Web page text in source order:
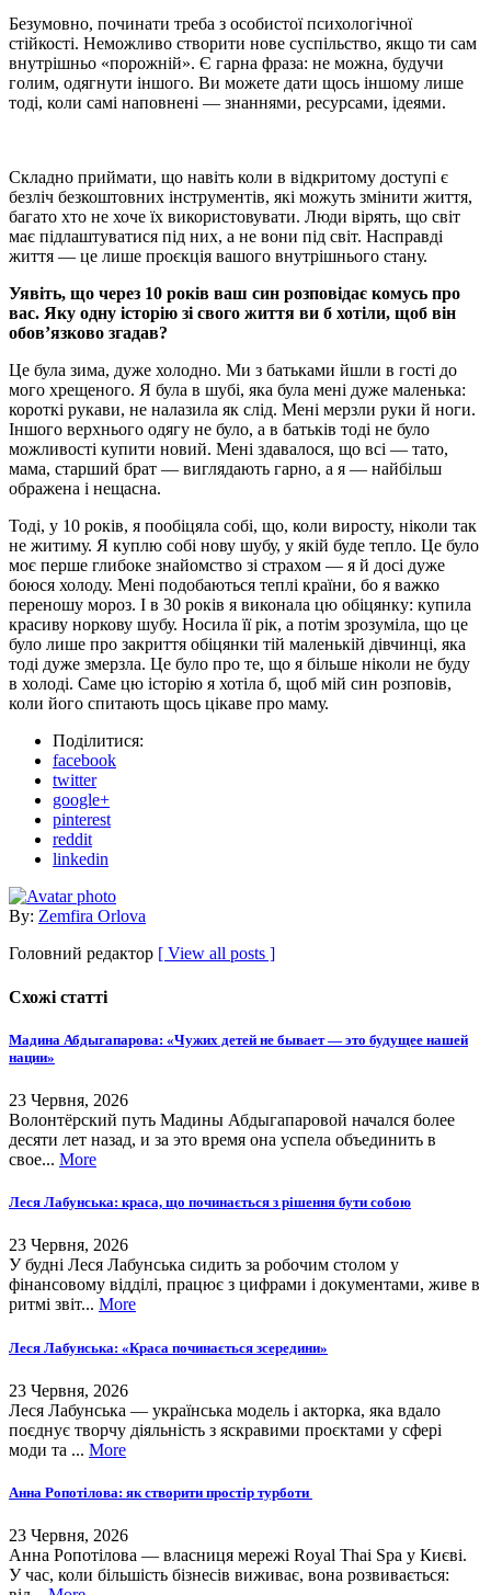
Безумовно, починати треба з особистої психологічної
стійкості. Неможливо створити нове суспільство, якщо ти сам
внутрішньо «порожній». Є гарна фраза: не можна, будучи
голим, одягнути іншого. Ви можете дати щось іншому лише
тоді, коли самі наповнені — знаннями, ресурсами, ідеями.
Складно приймати, що навіть коли в відкритому доступі є
безліч безкоштовних інструментів, які можуть змінити життя,
багато хто не хоче їх використовувати. Люди вірять, що світ
має підлаштуватися під них, а не вони під світ. Насправді
життя — це лише проєкція вашого внутрішнього стану.
Уявіть, що через 10 років ваш син розповідає комусь про
вас. Яку одну історію зі свого життя ви б хотіли, щоб він
обов’язково згадав?
Це була зима, дуже холодно. Ми з батьками йшли в гості до
мого хрещеного. Я була в шубі, яка була мені дуже маленька:
короткі рукави, не налазила як слід. Мені мерзли руки й ноги.
Іншого верхнього одягу не було, а в батьків тоді не було
можливості купити новий. Мені здавалося, що всі — тато,
мама, старший брат — виглядають гарно, а я — найбільш
ображена і нещасна.
Тоді, у 10 років, я пообіцяла собі, що, коли виросту, ніколи так
не житиму. Я куплю собі нову шубу, у якій буде тепло. Це було
моє перше глибоке знайомство зі страхом — я й досі дуже
боюся холоду. Мені подобаються теплі країни, бо я важко
переношу мороз. І в 30 років я виконала цю обіцянку: купила
красиву норкову шубу. Носила її рік, а потім зрозуміла, що це
було лише про закриття обіцянки тій маленькій дівчинці, яка
тоді дуже змерзла. Це було про те, що я більше ніколи не буду
в холоді. Саме цю історію я хотіла б, щоб мій син розповів,
коли його спитають щось цікаве про маму.
Поділитися:
facebook
twitter
google+
pinterest
reddit
linkedin
By: Zemfira Orlova
Головний редактор [ View all posts ]
Схожі статті
Мадина Абдыгапарова: «Чужих детей не бывает — это будущее нашей
нации»
23 Червня, 2026
Волонтёрский путь Мадины Абдыгапаровой начался более
десяти лет назад, и за это время она успела объединить в
свое... More
Леся Лабунська: краса, що починається з рішення бути собою
23 Червня, 2026
У будні Леся Лабунська сидить за робочим столом у
фінансовому відділі, працює з цифрами і документами, живе в
ритмі звіт... More
Леся Лабунська: «Краса починається зсередини»
23 Червня, 2026
Леся Лабунська — українська модель і акторка, яка вдало
поєднує творчу діяльність з яскравими проєктами у сфері
моди та ... More
Анна Ропотілова: як створити простір турботи
23 Червня, 2026
Анна Ропотілова — власниця мережі Royal Thai Spa у Києві.
У час, коли більшість бізнесів виживає, вона розвивається: